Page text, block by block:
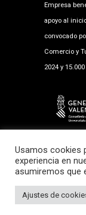
Empresa
apoyo al
convocado
Comercio y
2024 y
2025 en la
importe de
Diseño
Usamos cookies
experiencia en
asumiremos que
Ajustes de